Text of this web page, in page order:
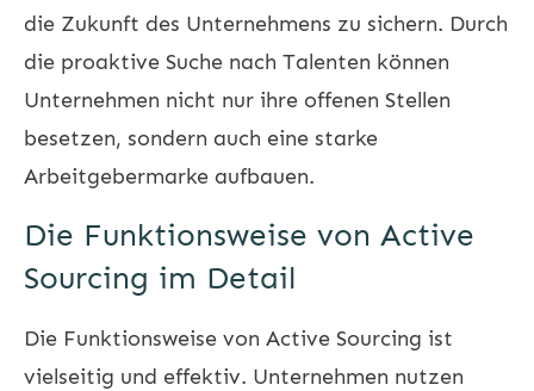
die Zukunft des Unternehmens zu sichern. Durch
die proaktive Suche nach Talenten können
Unternehmen nicht nur ihre offenen Stellen
besetzen, sondern auch eine starke
Arbeitgebermarke aufbauen.
Die Funktionsweise von Active
Sourcing im Detail
Die Funktionsweise von Active Sourcing ist
vielseitig und effektiv. Unternehmen nutzen